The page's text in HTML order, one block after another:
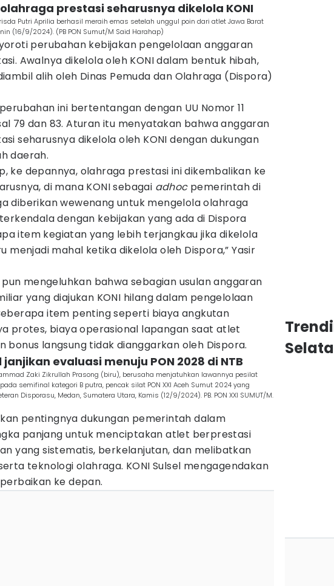
prestasi seharusnya dikelola KONI
Putri Aprilia berhasil meraih emas setelah unggul poin dari atlet Jawa Barat
(16/9/2024). (PB PON Sumut/M Said Harahap)
perubahan kebijakan pengelolaan anggaran
Awalnya dikelola oleh KONI dalam bentuk hibah,
alih oleh Dinas Pemuda dan Olahraga (Dispora)
ini bertentangan dengan UU Nomor 11
79 dan 83. Aturan itu menyatakan bahwa anggaran
seharusnya dikelola oleh KONI dengan dukungan
daerah.
ke depannya, olahraga prestasi ini dikembalikan ke
di mana KONI sebagai adhocpemerintah di
diberikan wewenang untuk mengelola olahraga
dengan kebijakan yang ada di Dispora
item kegiatan yang lebih terjangkau jika dikelola
menjadi mahal ketika dikelola oleh Dispora,” Yasir
pun mengeluhkan bahwa sebagian usulan anggaran
yang diajukan KONI hilang dalam pengelolaan
item penting seperti biaya angkutan
protes, biaya operasional lapangan saat atlet
bonus langsung tidak dianggarkan oleh Dispora.
janjikan evaluasi menuju PON 2028 di NTB
Zaki Zikrullah Prasong (biru), berusaha menjatuhkan lawannya pesilat
semifinal kategori B putra, pencak silat PON XXI Aceh Sumut 2024 yang
Disporasu, Medan, Sumatera Utara, Kamis (12/9/2024). PB. PON XXI SUMUT/M.
pentingnya dukungan pemerintah dalam
panjang untuk menciptakan atlet berprestasi
yang sistematis, berkelanjutan, dan melibatkan
teknologi olahraga. KONI Sulsel mengagendakan
ke depan.